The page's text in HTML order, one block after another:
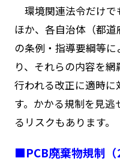
環境関連法令だけで
ほか、各自治体（都道
の条例・指導要綱等
り、それらの内容を
行われる改正に適時
す。かかる規制を見
るリスクもあります。
■PCB廃棄物規制